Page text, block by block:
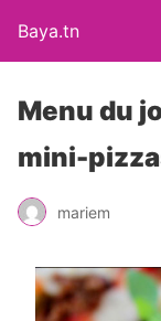
Baya.tn
Menu du
mini-
mariem